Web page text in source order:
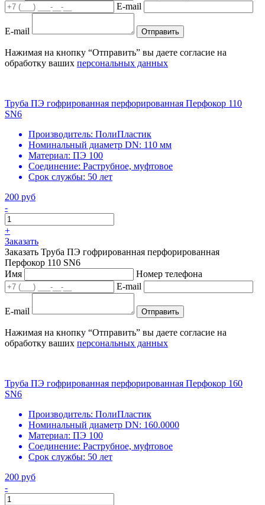
E-mail
E-mail Отправить
Нажимая на кнопку “Отправить” вы даете согласие на
обработку ваших персональных данных
Труба ПЭ гофрированная перфорированная Перфокор 110
SN6
Производитель: ПолиПластик
Номинальный диаметр DN: 110 мм
Материал: ПЭ 100
Соединение: Раструбное, муфтовое
Срок службы: 50 лет
200 руб
-
+
Заказать
Заказать Труба ПЭ гофрированная перфорированная
Перфокор 110 SN6
Имя
Номер телефона
E-mail
E-mail Отправить
Нажимая на кнопку “Отправить” вы даете согласие на
обработку ваших персональных данных
Труба ПЭ гофрированная перфорированная Перфокор 160
SN6
Производитель: ПолиПластик
Номинальный диаметр DN: 160.0000
Материал: ПЭ 100
Соединение: Раструбное, муфтовое
Срок службы: 50 лет
200 руб
-